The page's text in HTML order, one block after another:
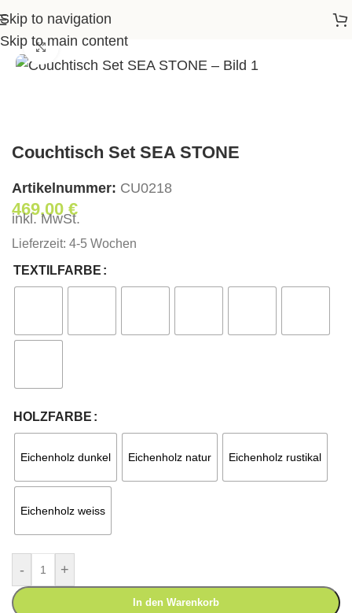
Skip to navigation
Skip to main content
>Couchtische
Klick zum Vergrößern
Couchtisch Set SEA STONE
Artikelnummer: СU0218
469,00€
inkl. MwSt.
Lieferzeit: 4-5 Wochen
TEXTILFARBE
HOLZFARBE
Eichenholz dunkel Eichenholz natur Eichenholz rustikal
Eichenholz weiss
- +
In den Warenkorb